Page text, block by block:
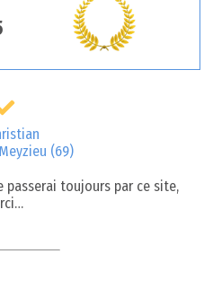
(69)
passerai toujours par ce site,